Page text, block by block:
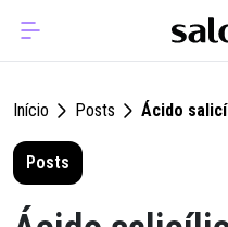
Início Posts
Ácido
Posts